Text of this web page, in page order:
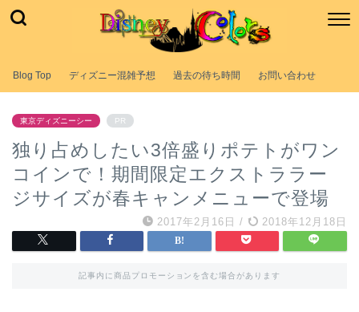
Blog Top ディズニー混雑予想 過去の待ち時間 お問い合わせ
東京ディズニーシー PR
独り占めしたい3倍盛りポテトがワン
コインで！期間限定エクストララー
ジサイズが春キャンメニューで登場
2017年2月16日 / 2018年12月18日
記事内に商品プロモーションを含む場合があります